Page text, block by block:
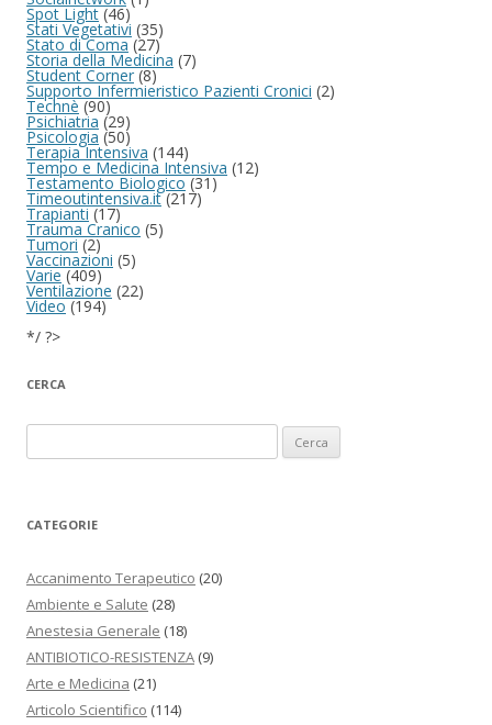
Spot Light(46)
Stati Vegetativi (35)
Stato di Coma(27)
Storia della Medicina (7)
Student Corner(8)
Supporto Infermieristico Pazienti Cronici (2)
Technè(90)
Psichiatria (29)
Psicologia (50)
Terapia Intensiva (144)
Tempo e Medicina Intensiva (12)
Testamento Biologico(31)
Timeoutintensiva.it(217)
Trapianti(17)
Trauma Cranico (5)
Tumori(2)
Vaccinazioni (5)
Varie(409)
Ventilazione (22)
Video(194)
*/ ?>
CERCA
CATEGORIE
Accanimento Terapeutico (20)
Ambiente e Salute (28)
Anestesia Generale (18)
ANTIBIOTICO-RESISTENZA (9)
Arte e Medicina (21)
Articolo Scientifico (114)